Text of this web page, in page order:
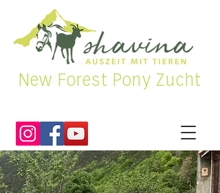
New Forest Pony Zucht